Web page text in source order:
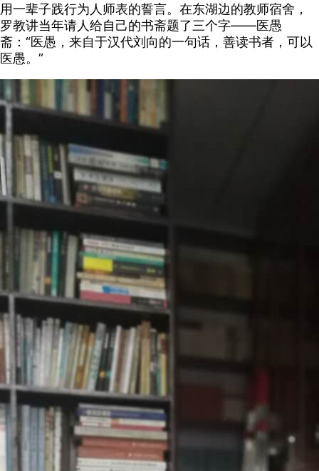
用一辈子践行为人师表的誓言。在东湖边的教师宿舍，
罗教讲当年请人给自己的书斋题了三个字——医愚
斋：“医愚，来自于汉代刘向的一句话，善读书者，可以
医愚。”